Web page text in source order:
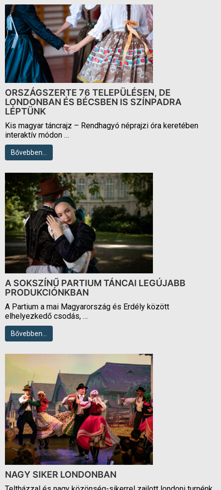
ORSZÁGSZERTE 76 TELEPÜLÉSEN, DE
LONDONBAN ÉS BÉCSBEN IS SZÍNPADRA
LÉPTÜNK
Kis magyar táncrajz – Rendhagyó néprajzi óra keretében
interaktív módon …
Bővebben…
A SOKSZÍNŰ PARTIUM TÁNCAI LEGÚJABB
PRODUKCIÓNKBAN
A Partium a mai Magyarország és Erdély között
elhelyezkedő csodás, …
Bővebben…
NAGY SIKER LONDONBAN